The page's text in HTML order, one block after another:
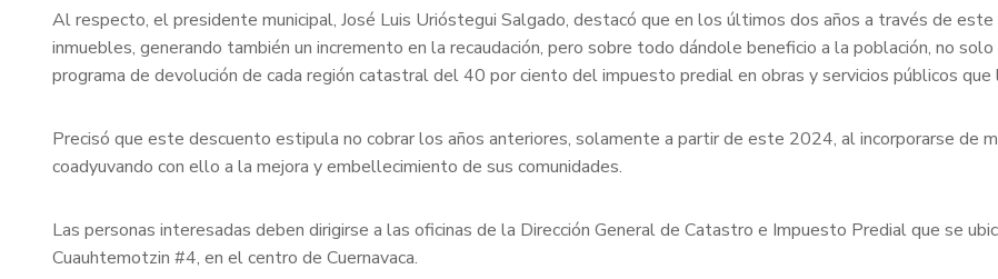
Al respecto, el presidente municipal, José Luis Urióstegui Salgado, destacó que en los últimos dos años a través de
inmuebles, generando también un incremento en la recaudación, pero sobre todo dándole beneficio a la población, no
programa de devolución de cada región catastral del 40 por ciento del impuesto predial en obras y servicios públicos que
Precisó que este descuento estipula no cobrar los años anteriores, solamente a partir de este 2024, al incorporarse de
coadyuvando con ello a la mejora y embellecimiento de sus comunidades.
Las personas interesadas deben dirigirse a las oficinas de la Dirección General de Catastro e Impuesto Predial que se
Cuauhtemotzin #4, en el centro de Cuernavaca.